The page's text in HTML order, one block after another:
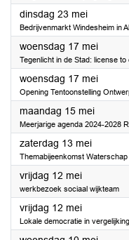
dinsdag 23 mei2023
Bedrijvenmarkt Windesheim in
woensdag 17 mei2023
Tegenlicht in de Stad: license to
woensdag 17 mei2023
Opening Tentoonstelling
maandag 15 mei2023
Meerjarige agenda 2024-2028
zaterdag 13 mei2023
Themabijeenkomst
vrijdag 12 mei2023
werkbezoek sociaal wijkteam
vrijdag 12 mei2023
Lokale democratie in